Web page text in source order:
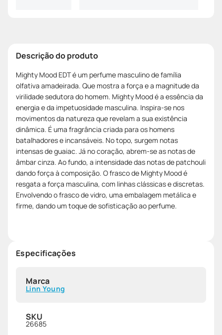
Descrição do produto
Mighty Mood EDT é um perfume masculino de família
olfativa amadeirada. Que mostra a força e a magnitude da
virilidade sedutora do homem. Mighty Mood é a essência da
energia e da impetuosidade masculina. Inspira-se nos
movimentos da natureza que revelam a sua existência
dinâmica. É uma fragrância criada para os homens
batalhadores e incansáveis. No topo, surgem notas
intensas de guaiac. Já no coração, abrem-se as notas de
âmbar cinza. Ao fundo, a intensidade das notas de patchouli
dando força à composição. O frasco de Mighty Mood é
resgata a força masculina, com linhas clássicas e discretas.
Envolvendo o frasco de vidro, uma embalagem metálica e
firme, dando um toque de sofisticação ao perfume.
Especificações
Marca
Linn Young
SKU
26685